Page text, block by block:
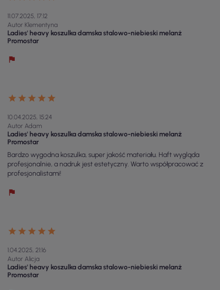
11.07.2025, 17:12
Autor Klementyna
Ladies' heavy koszulka damska stalowo-niebieski melanż
Promostar
10.04.2025, 15:24
Autor Adam
Ladies' heavy koszulka damska stalowo-niebieski melanż
Promostar
Bardzo wygodna koszulka, super jakość materiału. Haft wygląda
profesjonalnie, a nadruk jest estetyczny. Warto współpracować z
profesjonalistami!
1.04.2025, 21:16
Autor Alicja
Ladies' heavy koszulka damska stalowo-niebieski melanż
Promostar